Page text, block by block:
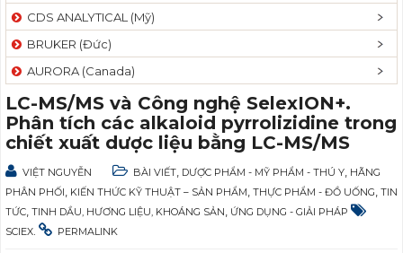
CDS ANALYTICAL (Mỹ)
BRUKER (Đức)
AURORA (Canada)
LC-MS/MS và Công nghệ SelexION+.
Phân tích các alkaloid pyrrolizidine trong
chiết xuất dược liệu bằng LC-MS/MS
VIỆT NGUYỄN BÀI VIẾT DƯỢC PHẨM - MỸ PHẨM - THÚ Y HÃNG
PHÂN PHỐI KIẾN THỨC KỸ THUẬT – SẢN PHẨM THỰC PHẨM - ĐỒ UỐNG TIN
TỨC TINH DẦU, HƯƠNG LIỆU, KHOÁNG SẢN ỨNG DỤNG - GIẢI PHÁP
SCIEX
PERMALINK